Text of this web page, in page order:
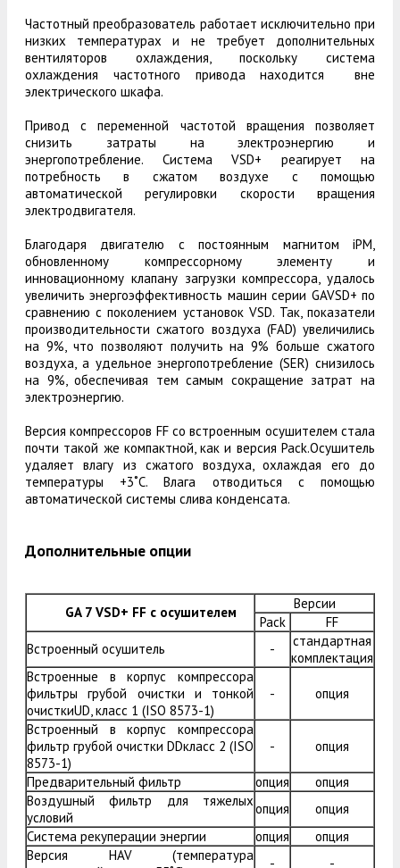
Частотный преобразователь работает исключительно при
низких температурах и не требует дополнительных
вентиляторов охлаждения, поскольку система
охлаждения частотного привода находится вне
электрического шкафа.
Привод с переменной частотой вращения позволяет
снизить затраты на электроэнергию и
энергопотребление. Система VSD+ реагирует на
потребность в сжатом воздухе с помощью
автоматической регулировки скорости вращения
электродвигателя.
Благодаря двигателю с постоянным магнитом iPM,
обновленному компрессорному элементу и
инновационному клапану загрузки компрессора, удалось
увеличить энергоэффективность машин серии GAVSD+ по
сравнению с поколением установок VSD. Так, показатели
производительности сжатого воздуха (FAD) увеличились
на 9%, что позволяют получить на 9% больше сжатого
воздуха, а удельное энергопотребление (SER) снизилось
на 9%, обеспечивая тем самым сокращение затрат на
электроэнергию.
Версия компрессоров FF со встроенным осушителем стала
почти такой же компактной, как и версия Pack.Осушитель
удаляет влагу из сжатого воздуха, охлаждая его до
температуры +3˚C. Влага отводиться с помощью
автоматической системы слива конденсата.
Дополнительные опции
GA 7 VSD+ FF с осушителем
Версии
Pack
FF
Встроенный осушитель
-
стандартная
комплектация
Встроенные в корпус компрессора
фильтры грубой очистки и тонкой
очисткиUD, класс 1 (ISO 8573-1)
- опция
Встроенный в корпус компрессора
фильтр грубой очистки DDкласс 2 (ISO
8573-1)
- опция
Предварительный фильтр опция
опция
Воздушный фильтр для тяжелых
условий
опция
опция
Система рекуперации энергии
опция
опция
Версия HAV (температура
- -